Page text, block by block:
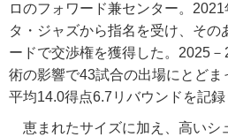
ロのフォワード兼センター。
タ・ジャズから指名を受け、その
ードで交渉権を獲得した。2025
術の影響で43試合の出場にとど
平均14.0得点6.7リバウンドを記録
恵まれたサイズに加え、高いシ